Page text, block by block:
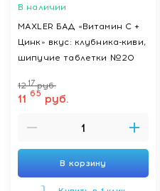
В наличии
MAXLER БАД «Витамин С +
Цинк» вкус: клубника-киви,
шипучие таблетки №20
1217 руб.
11 65 руб.
В корзину